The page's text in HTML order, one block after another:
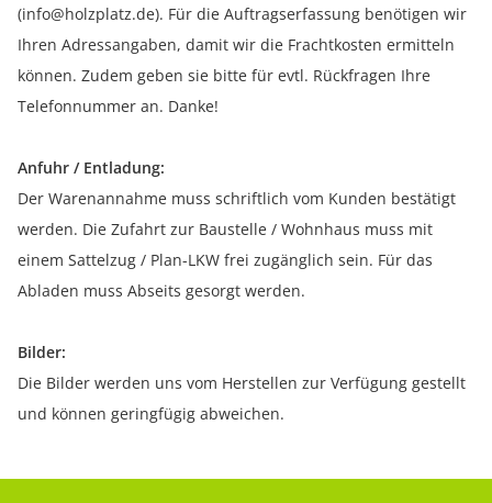
(info@holzplatz.de). Für die Auftragserfassung benötigen wir
Ihren Adressangaben, damit wir die Frachtkosten ermitteln
können. Zudem geben sie bitte für evtl. Rückfragen Ihre
Telefonnummer an. Danke!
Anfuhr / Entladung:
Der Warenannahme muss schriftlich vom Kunden bestätigt
werden. Die Zufahrt zur Baustelle / Wohnhaus muss mit
einem Sattelzug / Plan-LKW frei zugänglich sein. Für das
Abladen muss Abseits gesorgt werden.
Bilder:
Die Bilder werden uns vom Herstellen zur Verfügung gestellt
und können geringfügig abweichen.